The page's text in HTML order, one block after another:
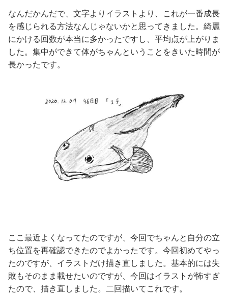
なんだかんだで、文字よりイラストより、これが一番成長
を感じられる方法なんじゃないかと思ってきました。綺麗
にかける回数が本当に多かったですし、平均点が上がりま
した。集中ができて体がちゃんということをきいた時間が
長かったです。
ここ最近よくなってたのですが、今回でちゃんと自分の立
ち位置を再確認できたのでよかったです。今回初めてやっ
たのですが、イラストだけ描き直しました。基本的には失
敗もそのまま載せたいのですが、今回はイラストが怖すぎ
たので、描き直しました。二回描いてこれです。